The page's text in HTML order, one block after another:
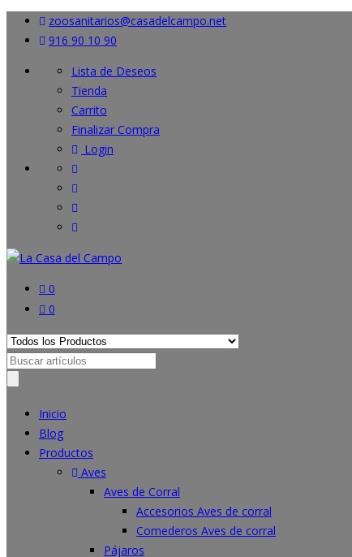
zoosanitarios@casadelcampo.net
916 90 10 90
Lista de Deseos
Tienda
Carrito
Finalizar Compra
Login
0
0
Search
Inicio
Blog
Productos
Aves
Aves de Corral
Accesorios Aves de corral
Comederos Aves de corral
Pájaros